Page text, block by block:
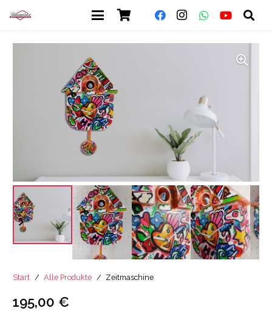
Start / Alle Produkte / Zeitmaschine
195,00 €